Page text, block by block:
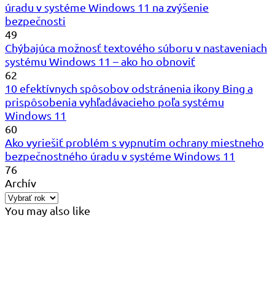
úradu v systéme Windows 11 na zvýšenie
bezpečnosti
49
Chýbajúca možnosť textového súboru v nastaveniach
systému Windows 11 – ako ho obnoviť
62
10 efektívnych spôsobov odstránenia ikony Bing a
prispôsobenia vyhľadávacieho poľa systému
Windows 11
60
Ako vyriešiť problém s vypnutím ochrany miestneho
bezpečnostného úradu v systéme Windows 11
76
Archív
You may also like